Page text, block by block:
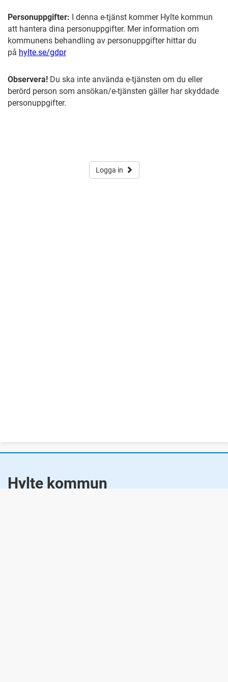
Personuppgifter: I denna e-tjänst kommer Hylte kommun
att hantera dina personuppgifter. Mer information om
kommunens behandling av personuppgifter hittar du
på hylte.se/gdpr
Observera! Du ska inte använda e-tjänsten om du eller
berörd person som ansökan/e-tjänsten gäller har skyddade
personuppgifter.
Logga in
Hylte kommun